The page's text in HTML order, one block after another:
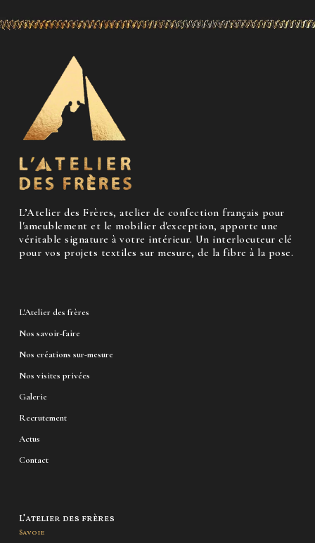
L’Atelier des Frères, atelier de confection français pour
l'ameublement et le mobilier d'exception, apporte une
véritable signature à votre intérieur. Un interlocuteur clé
pour vos projets textiles sur mesure, de la fibre à la pose.
L'Atelier des frères
Nos savoir-faire
Nos créations sur-mesure
Nos visites privées
Galerie
Recrutement
Actus
Contact
L'atelier des frères
Savoie